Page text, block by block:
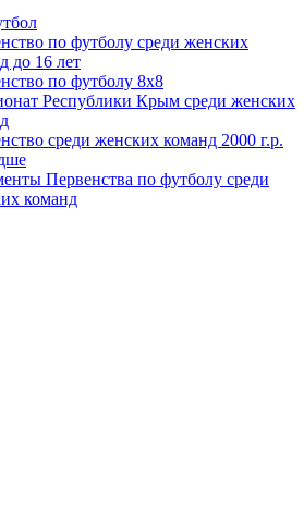
по футболу среди женских
до 16 лет
по футболу 8х8
Республики Крым среди женских
среди женских команд 2000 г.р.
Первенства по футболу среди
команд